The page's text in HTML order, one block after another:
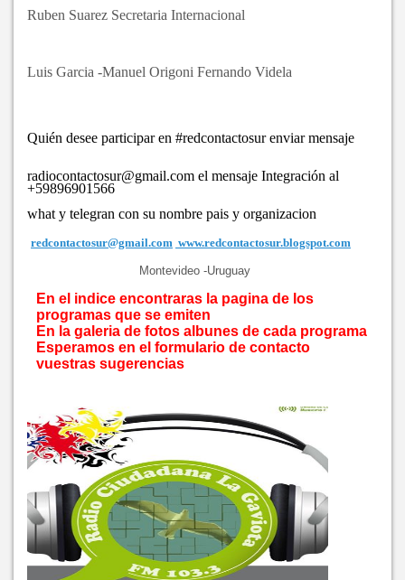
Ruben Suarez Secretaria Internacional
Luis Garcia -Manuel Origoni Fernando Videla
Quién desee participar en #redcontactosur enviar mensaje
radiocontactosur@gmail.com el mensaje Integración al
+59896901566
what y telegran con su nombre pais y organizacion
redcontactosur@gmail.com www.redcontactosur.blogspot.com
Montevideo -Uruguay
En el indice encontraras la pagina de los
programas que se emiten
En la galeria de fotos albunes de cada programa
Esperamos en el formulario de contacto
vuestras sugerencias